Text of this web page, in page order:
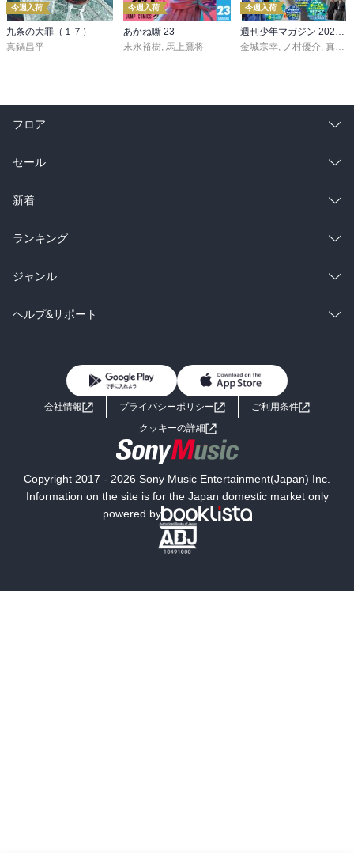
今週入荷
九条の大罪（１７）
真鍋昌平
今週入荷
あかね噺 23
末永裕樹, 馬上鷹将
今週入荷
週刊少年マガジン 2026年36・37号[2026年8月5日発売]
金城宗幸, ノ村優介, 真島ヒロ
フロア
総合
ラノベ
雑誌・グラビア
BL・TL
セール
総合
ラノベ
雑誌・グラビア
BL・TL
新着
総合
ラノベ
雑誌・グラビア
ランキング
総合
ラノベ
ジャンル
コミック
ライトノベル 男子向けラノベ
小説
海外小説
ミステリー SF
文学
ヘルプ&サポート
よくあるご質問 お問い合わせ
会社情報 プライバシーポリシー
ご利用条件
クッキーの詳細
Copyright 2017 - 2026 Sony Music Entertainment(Japan) Inc.
Information on the site is for the Japan domestic market only
powered by